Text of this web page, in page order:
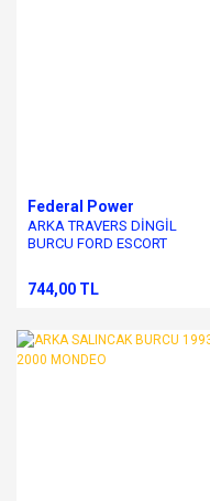
Federal Power
ARKA TRAVERS DİNGİL
BURCU FORD ESCORT
744,00 TL